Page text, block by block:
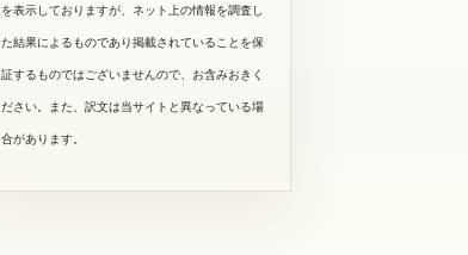
を表示しておりますが、ネット上の情報を調査し
た結果によるものであり掲載されていることを保
証するものではございませんので、お含みおきく
ださい。また、訳文は当サイトと異なっている場
合があります。